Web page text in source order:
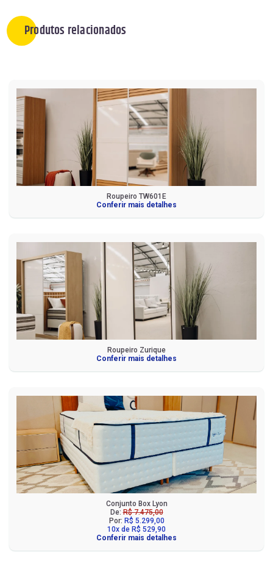
Produtos relacionados
Roupeiro TW601E
Conferir mais detalhes
Roupeiro Zurique
Conferir mais detalhes
Conjunto Box Lyon
De:R$ 7.475,00
Por: R$ 5.299,00
10x de R$ 529,90
Conferir mais detalhes